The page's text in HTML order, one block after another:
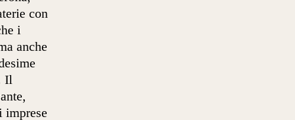
con
i
anche
Il
imprese